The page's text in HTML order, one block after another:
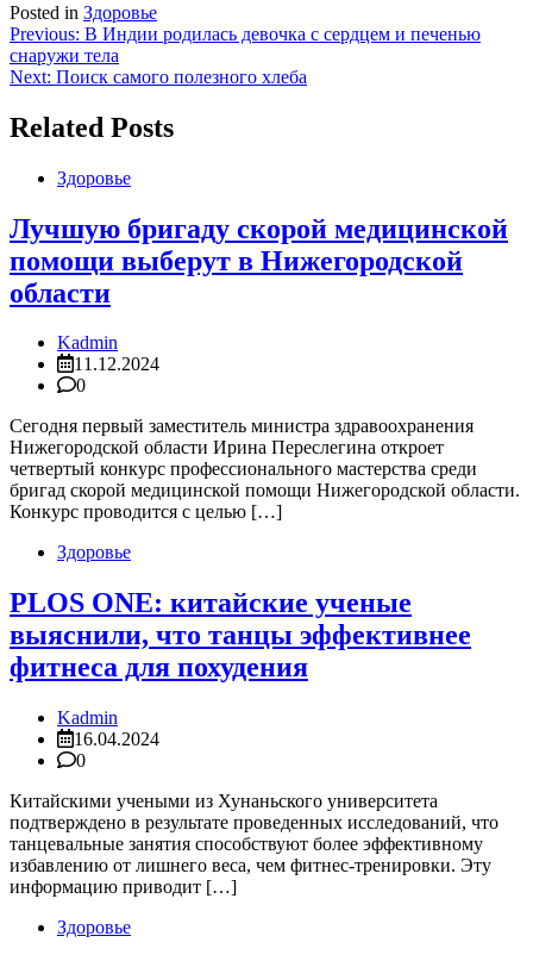
Posted in Здоровье
Навигация
по
Previous: В Индии родилась девочка с сердцем и печенью
снаружи тела
Next: Поиск самого полезного хлеба
Related Posts
Здоровье
Лучшую бригаду скорой медицинской
помощи выберут в Нижегородской
области
Kadmin
11.12.2024
0
Сегодня первый заместитель министра здравоохранения
Нижегородской области Ирина Переслегина откроет
четвертый конкурс профессионального мастерства среди
бригад скорой медицинской помощи Нижегородской области.
Конкурс проводится с целью […]
Здоровье
PLOS ONE: китайские ученые
выяснили, что танцы эффективнее
фитнеса для похудения
Kadmin
16.04.2024
0
Китайскими учеными из Хунаньского университета
подтверждено в результате проведенных исследований, что
танцевальные занятия способствуют более эффективному
избавлению от лишнего веса, чем фитнес-тренировки. Эту
информацию приводит […]
Здоровье